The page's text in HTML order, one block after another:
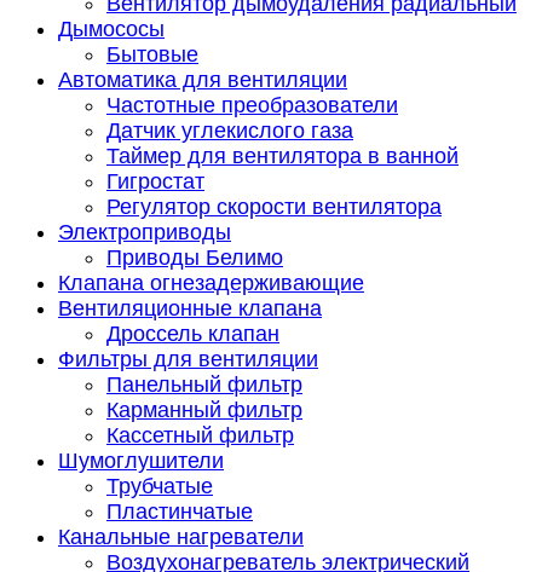
Дымососы
Бытовые
Автоматика для вентиляции
Частотные преобразователи
Датчик углекислого газа
Таймер для вентилятора в ванной
Гигростат
Регулятор скорости вентилятора
Электроприводы
Приводы Белимо
Клапана огнезадерживающие
Вентиляционные клапана
Дроссель клапан
Фильтры для вентиляции
Панельный фильтр
Карманный фильтр
Кассетный фильтр
Шумоглушители
Трубчатые
Пластинчатые
Канальные нагреватели
Воздухонагреватель электрический